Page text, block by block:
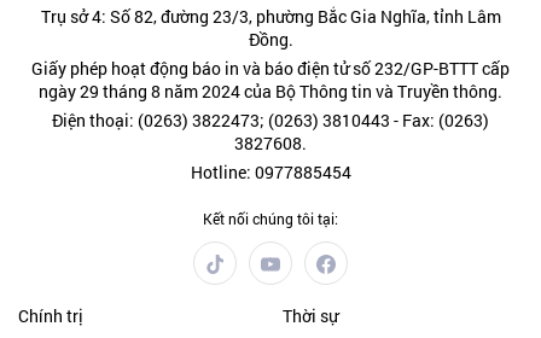
Trụ sở 4: Số 82, đường 23/3, phường Bắc Gia Nghĩa, tỉnh Lâm
Đồng.
Giấy phép hoạt động báo in và báo điện tử số 232/GP-BTTT cấp
ngày 29 tháng 8 năm 2024 của Bộ Thông tin và Truyền thông.
Điện thoại: (0263) 3822473; (0263) 3810443 - Fax: (0263)
3827608.
Hotline: 0977885454
Kết nối chúng tôi tại:
Chính trị
Thời sự